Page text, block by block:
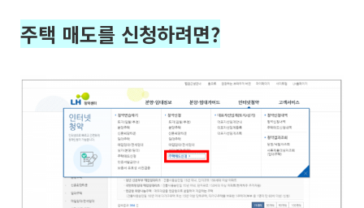
주택 매도를 신청하려면?